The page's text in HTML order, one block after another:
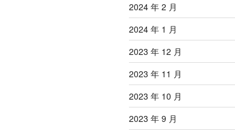
2024 年 2 月
2024 年 1 月
2023 年 12 月
2023 年 11 月
2023 年 10 月
2023 年 9 月